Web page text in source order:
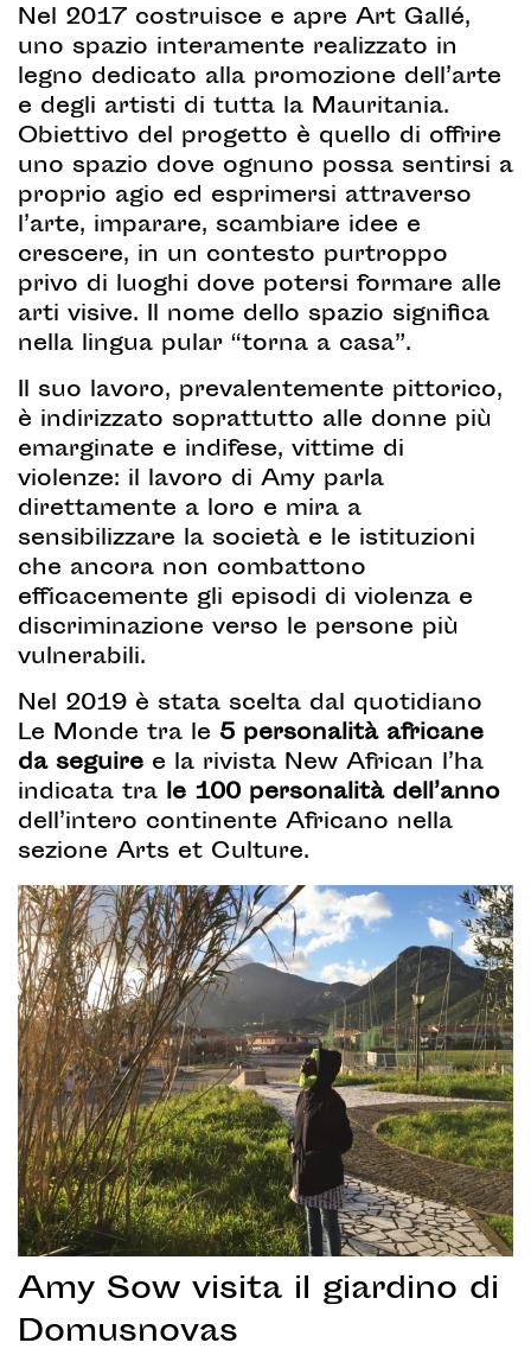
Nel 2017 costruisce e apre Art Gallé,
uno spazio interamente realizzato in
legno dedicato alla promozione dell’arte
e degli artisti di tutta la Mauritania.
Obiettivo del progetto è quello di offrire
uno spazio dove ognuno possa sentirsi a
proprio agio ed esprimersi attraverso
l’arte, imparare, scambiare idee e
crescere, in un contesto purtroppo
privo di luoghi dove potersi formare alle
arti visive. Il nome dello spazio significa
nella lingua pular “torna a casa”.
Il suo lavoro, prevalentemente pittorico,
è indirizzato soprattutto alle donne più
emarginate e indifese, vittime di
violenze: il lavoro di Amy parla
direttamente a loro e mira a
sensibilizzare la società e le istituzioni
che ancora non combattono
efficacemente gli episodi di violenza e
discriminazione verso le persone più
vulnerabili.
Nel 2019 è stata scelta dal quotidiano
Le Monde tra le 5 personalità africane
da seguire e la rivista New African l’ha
indicata tra le 100 personalità dell’anno
dell’intero continente Africano nella
sezione Arts et Culture.
Amy Sow visita il giardino di
Domusnovas